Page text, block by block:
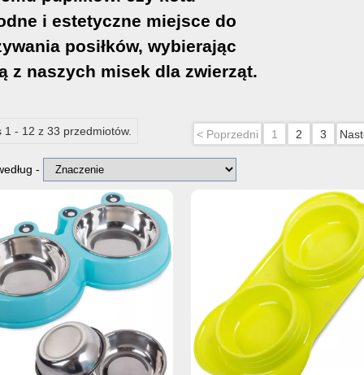
i estetyczne miejsce do
posiłków, wybierając
z naszych misek dla zwierząt.
1 - 12 z 33 przedmiotów. < Poprzedni 1 2 3
-